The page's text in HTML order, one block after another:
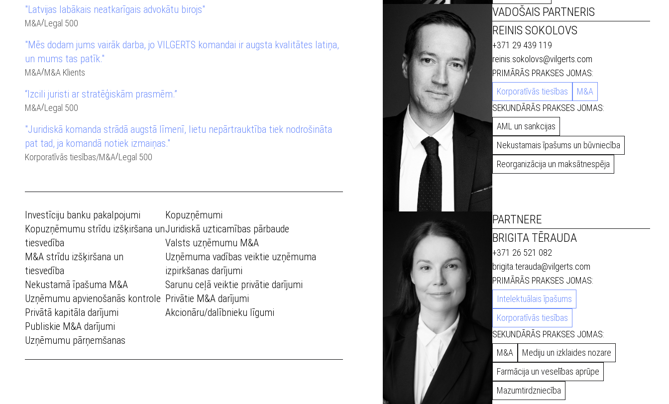
"Latvijas labākais neatkarīgais advokātu birojs"
M&A/Legal 500
"Mēs dodam jums vairāk darba, jo VILGERTS komandai ir augsta kvalitātes latiņa,
un mums tas patīk."
M&A/M&A Klients
“Izcili juristi ar stratēģiskām prasmēm.”
M&A/Legal 500
"Juridiskā komanda strādā augstā līmenī, lietu nepārtrauktība tiek nodrošināta
pat tad, ja komandā notiek izmaiņas."
Korporatīvās tiesības/M&A/Legal 500
Investīciju banku pakalpojumi
Kopuzņēmumu strīdu izšķiršana un
tiesvedība
M&A strīdu izšķiršana un
tiesvedība
Nekustamā īpašuma M&A
Uzņēmumu apvienošanās kontrole
Privātā kapitāla darījumi
Publiskie M&A darījumi
Uzņēmumu pārņemšanas
Kopuzņēmumi
Juridiskā uzticamības pārbaude
Valsts uzņēmumu M&A
Uzņēmuma vadības veiktie uzņēmuma
izpirkšanas darījumi
Sarunu ceļā veiktie privātie darījumi
Privātie M&A darījumi
Akcionāru/dalībnieku līgumi
VADOŠAIS PARTNERIS
REINIS SOKOLOVS
+371 29 439 119
reinis.sokolovs@vilgerts.com
PRIMĀRĀS PRAKSES JOMAS:
Korporatīvās tiesības
M&A
SEKUNDĀRĀS PRAKSES JOMAS:
AML un sankcijas
Nekustamais īpašums un būvniecība
Reorganizācija un maksātnespēja
PARTNERE
BRIGITA TĒRAUDA
+371 26 521 082
brigita.terauda@vilgerts.com
PRIMĀRĀS PRAKSES JOMAS:
Intelektuālais īpašums
Korporatīvās tiesības
SEKUNDĀRĀS PRAKSES JOMAS:
M&A
Mediju un izklaides nozare
Farmācija un veselības aprūpe
Mazumtirdzniecība